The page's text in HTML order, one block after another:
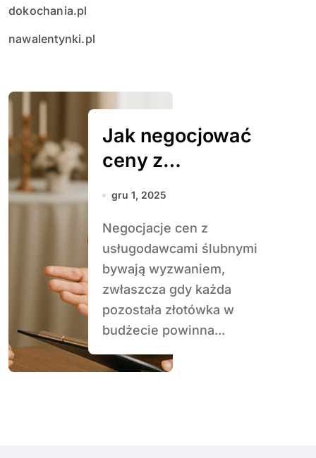
dokochania.pl
nawalentynki.pl
Jak negocjować
ceny z
usługodawcami
gru 1, 2025
Negocjacje cen z
usługodawcami ślubnymi
bywają wyzwaniem,
zwłaszcza gdy każda
pozostała złotówka w
budżecie powinna...